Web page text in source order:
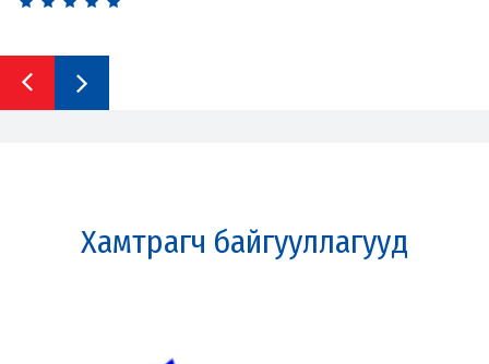
Хамтрагч байгууллагууд